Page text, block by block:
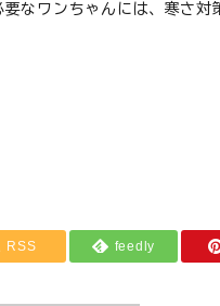
なワンちゃんには、寒さ対
RSS feedly